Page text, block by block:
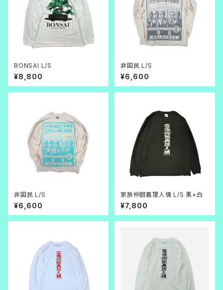
BONSAI L/S
¥8,800
非国民 L/S
¥6,600
非国民 L/S
¥6,600
家族仲間義理人情 L/S 黒×白
¥7,800